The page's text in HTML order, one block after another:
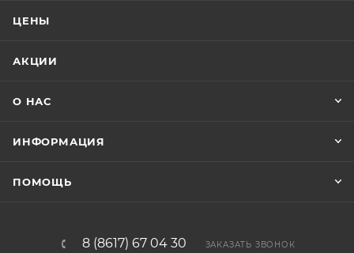
ЦЕНЫ
АКЦИИ
О НАС
ИНФОРМАЦИЯ
ПОМОЩЬ
8 (8617) 67 04 30 ЗАКАЗАТЬ ЗВОНОК